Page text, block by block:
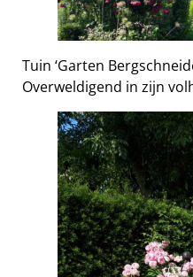
Tuin ‘Garten
Overweldigend in zijn